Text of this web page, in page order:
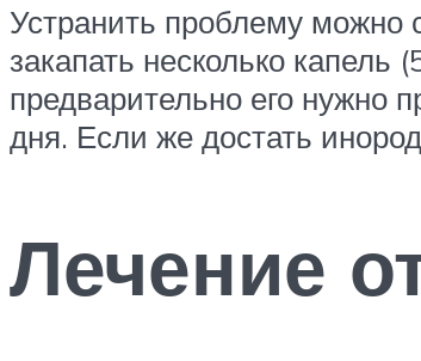
Устранить проблему можно
закапать несколько
предварительно его нужно
дня. Если же достать
Лечение